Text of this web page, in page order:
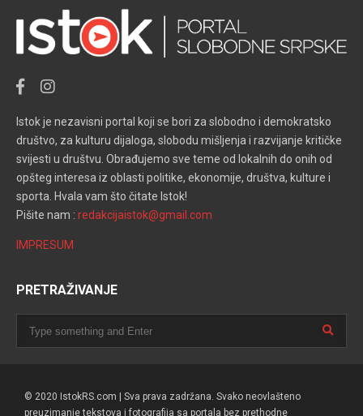
Istok je nezavisni portal koji se bori za slobodno i demokratsko
društvo, za kulturu dijaloga, slobodu mišljenja i razvijanje kritičke
svijesti u društvu. Obrađujemo sve teme od lokalnih do onih od
opšteg interesa iz oblasti politike, ekonomije, društva, kulture i
sporta. Hvala vam što čitate Istok!
Pišite nam : redakcijaistok@gmail.com
IMPRESUM
PRETRAŽIVANJE
© 2020 IstokRS.com | Sva prava zadržana. Svako neovlašteno
preuzimanje tekstova i fotografija sa portala bez prethodne